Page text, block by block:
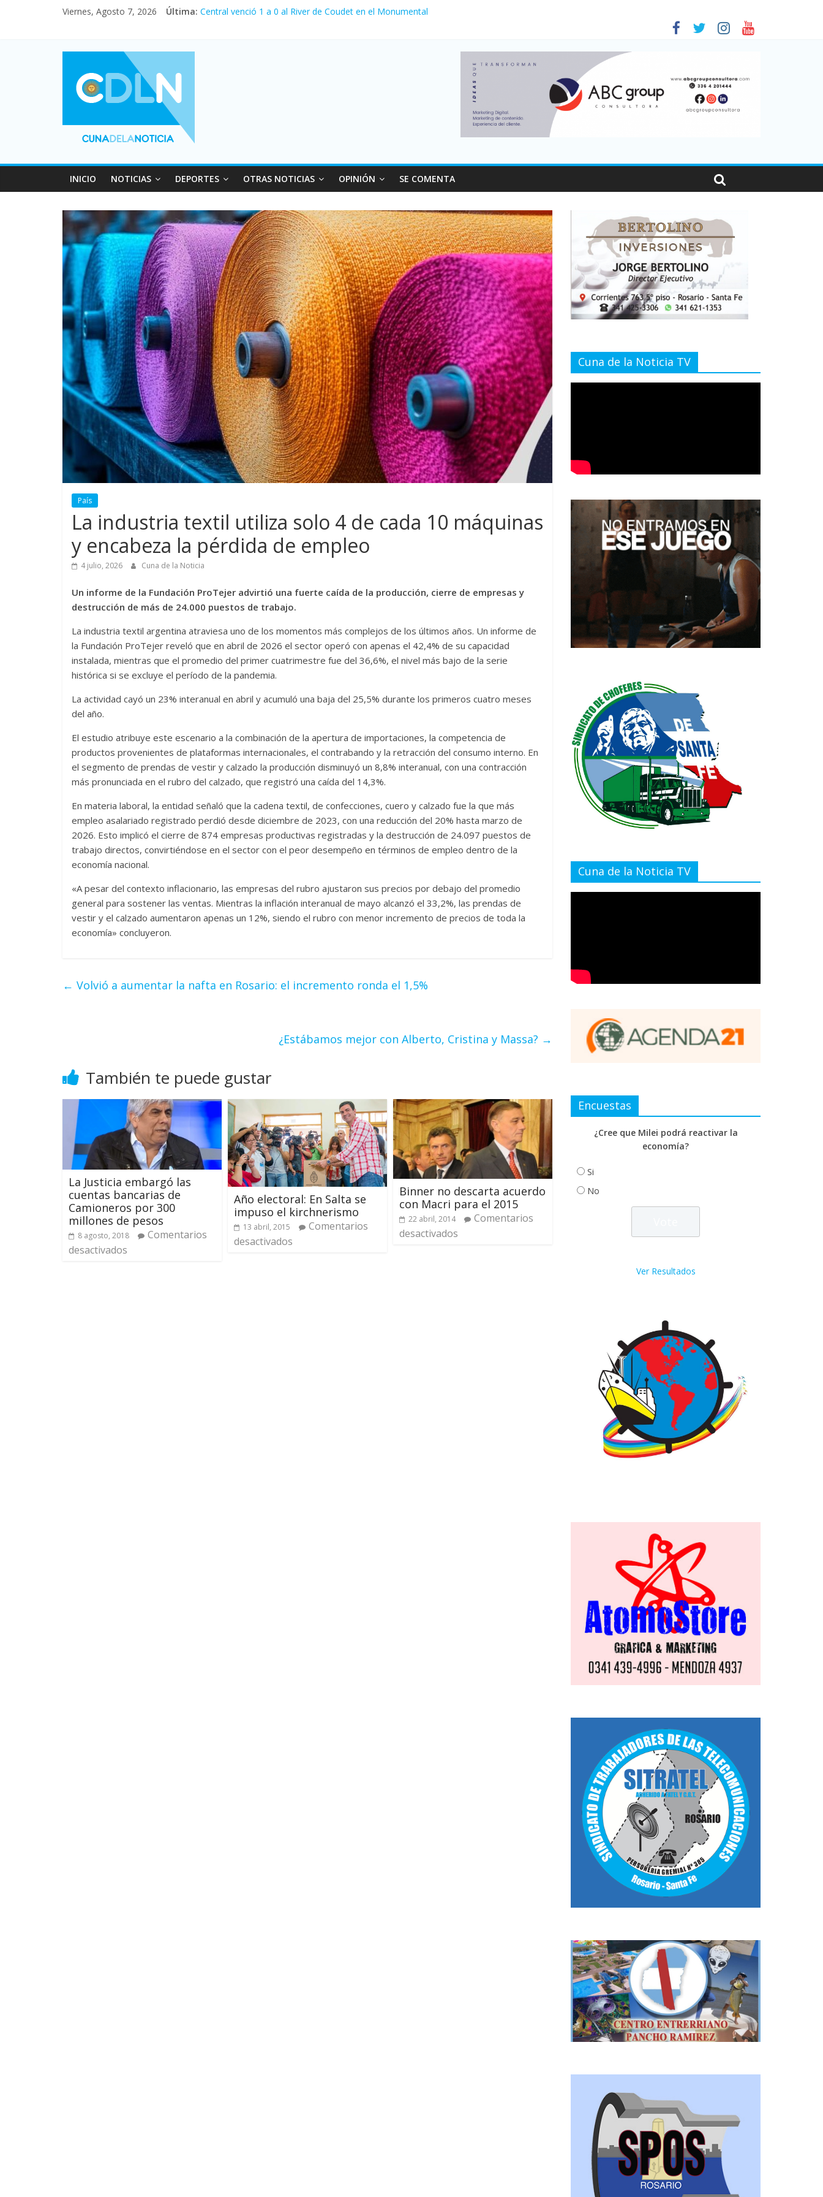
Viernes, Agosto 7, 2026 Última: Central venció 1 a 0 al River de Coudet en el Monumental
Vacaciones de invierno con más movimiento y consumo turístico: 4,6 millones de personas viajaron por el país, un 5,9% más que en 2025
Fuerte caída de la venta de autos usados en julio: bajó un 12,6% interanual
INICIO NOTICIAS DEPORTES OTRAS NOTICIAS OPINIÓN SE COMENTA
País
La industria textil utiliza solo 4 de cada 10 máquinas
y encabeza la pérdida de empleo
4 julio, 2026 Cuna de la Noticia
Un informe de la Fundación ProTejer advirtió una fuerte caída de la producción, cierre de empresas y
destrucción de más de 24.000 puestos de trabajo.
La industria textil argentina atraviesa uno de los momentos más complejos de los últimos años. Un informe de
la Fundación ProTejer reveló que en abril de 2026 el sector operó con apenas el 42,4% de su capacidad
instalada, mientras que el promedio del primer cuatrimestre fue del 36,6%, el nivel más bajo de la serie
histórica si se excluye el período de la pandemia.
La actividad cayó un 23% interanual en abril y acumuló una baja del 25,5% durante los primeros cuatro meses
del año.
El estudio atribuye este escenario a la combinación de la apertura de importaciones, la competencia de
productos provenientes de plataformas internacionales, el contrabando y la retracción del consumo interno. En
el segmento de prendas de vestir y calzado la producción disminuyó un 8,8% interanual, con una contracción
más pronunciada en el rubro del calzado, que registró una caída del 14,3%.
En materia laboral, la entidad señaló que la cadena textil, de confecciones, cuero y calzado fue la que más
empleo asalariado registrado perdió desde diciembre de 2023, con una reducción del 20% hasta marzo de
2026. Esto implicó el cierre de 874 empresas productivas registradas y la destrucción de 24.097 puestos de
trabajo directos, convirtiéndose en el sector con el peor desempeño en términos de empleo dentro de la
economía nacional.
«A pesar del contexto inflacionario, las empresas del rubro ajustaron sus precios por debajo del promedio
general para sostener las ventas. Mientras la inflación interanual de mayo alcanzó el 33,2%, las prendas de
vestir y el calzado aumentaron apenas un 12%, siendo el rubro con menor incremento de precios de toda la
economía» concluyeron.
← Volvió a aumentar la nafta en Rosario: el incremento ronda el 1,5%
¿Estábamos mejor con Alberto, Cristina y Massa? →
También te puede gustar
La Justicia embargó las
cuentas bancarias de
Camioneros por 300
millones de pesos
8 agosto, 2018
Comentarios
desactivados
Año electoral: En Salta se
impuso el kirchnerismo
13 abril, 2015
Comentarios
desactivados
Binner no descarta acuerdo
con Macri para el 2015
22 abril, 2014
Comentarios
desactivados
Cuna de la Noticia TV
Cuna de la Noticia TV
Encuestas
¿Cree que Milei podrá reactivar la
economía?
Si
No
Ver Resultados